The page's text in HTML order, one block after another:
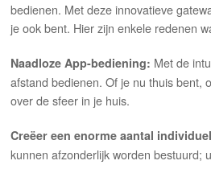
bedienen. Met deze innovatieve
je ook bent. Hier zijn enkele redenen
Naadloze App-bediening: Met de
afstand bedienen. Of je nu thuis bent,
over de sfeer in je huis.
Creëer een enorme aantal
kunnen afzonderlijk worden bestuurd;